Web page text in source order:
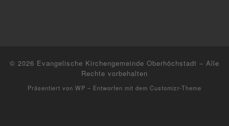
© 2026 Evangelische Kirchengemeinde Oberhöchstadt – Alle
Rechte vorbehalten
Präsentiert von WP – Entworfen mit dem Customizr-Theme